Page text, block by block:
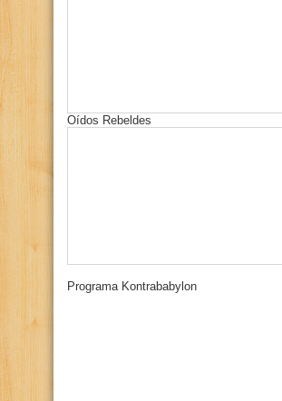
Oídos Rebeldes
Programa Kontrababylon